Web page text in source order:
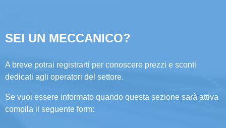
SEI UN MECCANICO?
A breve potrai registrarti per conoscere prezzi e sconti
dedicati agli operatori del settore.
Se vuoi essere informato quando questa sezione sarà attiva
compila il seguente form: